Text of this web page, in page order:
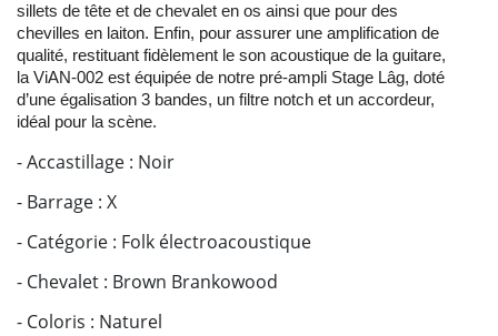
sillets de tête et de chevalet en os ainsi que pour des
chevilles en laiton. Enfin, pour assurer une amplification de
qualité, restituant fidèlement le son acoustique de la guitare,
la ViAN-002 est équipée de notre pré-ampli Stage Lâg, doté
d’une égalisation 3 bandes, un filtre notch et un accordeur,
idéal pour la scène.
- Accastillage : Noir
- Barrage : X
- Catégorie : Folk électroacoustique
- Chevalet : Brown Brankowood
- Coloris : Naturel